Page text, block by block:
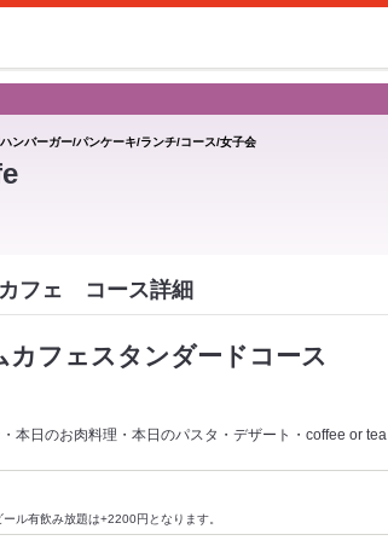
ンバーガー/パンケーキ/ランチ/コース/女子会
フェ コース詳細
フェスタンダードコース
本日のお肉料理・本日のパスタ・デザート・coffee or tea
ル有飲み放題は+2200円となります。